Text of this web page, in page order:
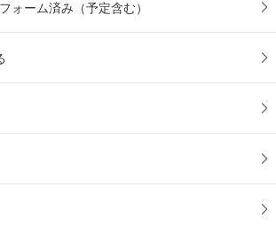
ォーム済み（予定含む）